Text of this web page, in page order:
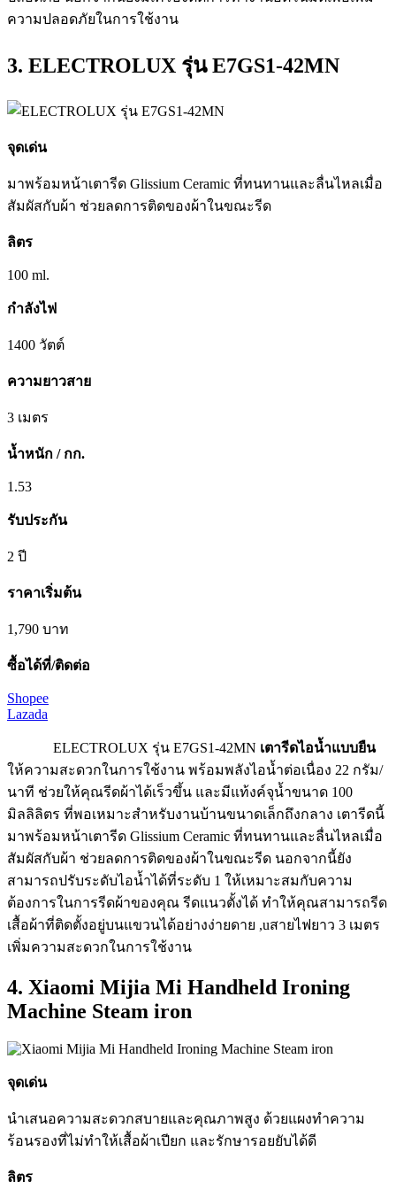
ความปลอดภัยในการใช้งาน
3. ELECTROLUX รุ่น E7GS1-42MN
จุดเด่น
มาพร้อมหน้าเตารีด Glissium Ceramic ที่ทนทานและลื่นไหลเมื่อ
สัมผัสกับผ้า ช่วยลดการติดของผ้าในขณะรีด
ลิตร
100 ml.
กำลังไฟ
1400 วัตต์
ความยาวสาย
3 เมตร
น้ำหนัก / กก.
1.53
รับประกัน
2 ปี
ราคาเริ่มต้น
1,790 บาท
ซื้อได้ที่/ติดต่อ
Shopee
Lazada
ELECTROLUX รุ่น E7GS1-42MN เตารีดไอน้ำแบบยืน
ให้ความสะดวกในการใช้งาน พร้อมพลังไอน้ำต่อเนื่อง 22 กรัม/
นาที ช่วยให้คุณรีดผ้าได้เร็วขึ้น และมีแท้งค์จุน้ำขนาด 100
มิลลิลิตร ที่พอเหมาะสำหรับงานบ้านขนาดเล็กถึงกลาง เตารีดนี้
มาพร้อมหน้าเตารีด Glissium Ceramic ที่ทนทานและลื่นไหลเมื่อ
สัมผัสกับผ้า ช่วยลดการติดของผ้าในขณะรีด นอกจากนี้ยัง
สามารถปรับระดับไอน้ำได้ที่ระดับ 1 ให้เหมาะสมกับความ
ต้องการในการรีดผ้าของคุณ รีดแนวตั้งได้ ทำให้คุณสามารถรีด
เสื้อผ้าที่ติดตั้งอยู่บนแขวนได้อย่างง่ายดาย ,uสายไฟยาว 3 เมตร
เพิ่มความสะดวกในการใช้งาน
4. Xiaomi Mijia Mi Handheld Ironing
Machine Steam iron
จุดเด่น
นำเสนอความสะดวกสบายและคุณภาพสูง ด้วยแผงทำความ
ร้อนรองที่ไม่ทำให้เสื้อผ้าเปียก และรักษารอยยับได้ดี
ลิตร